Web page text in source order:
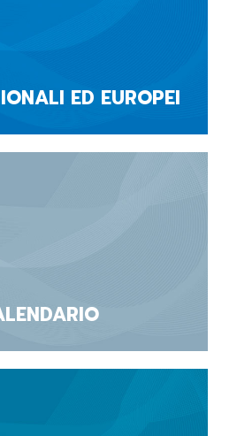
ED EUROPEI